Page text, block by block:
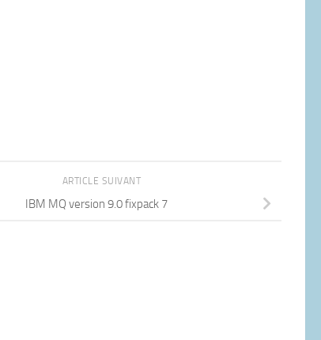
ARTICLE SUIVANT
IBM MQ version 9.0 fixpack 7